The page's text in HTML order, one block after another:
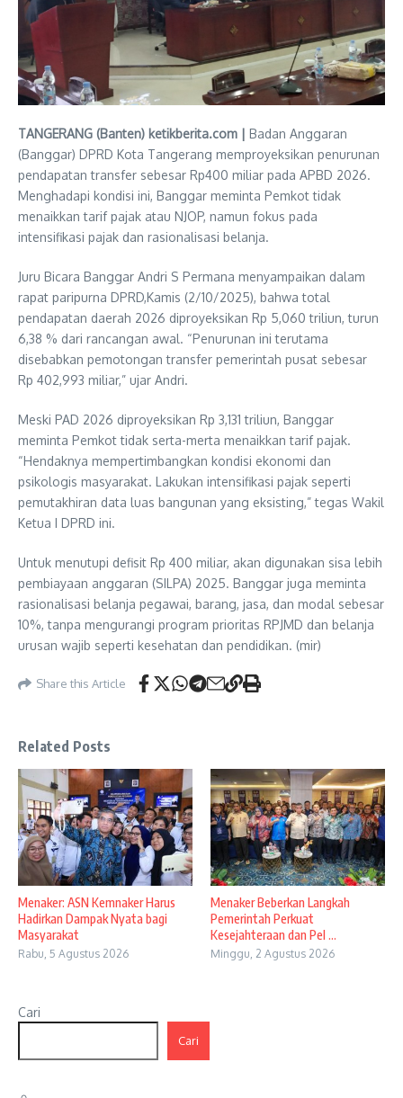
TANGERANG (Banten) ketikberita.com | Badan Anggaran
(Banggar) DPRD Kota Tangerang memproyeksikan penurunan
pendapatan transfer sebesar Rp400 miliar pada APBD 2026.
Menghadapi kondisi ini, Banggar meminta Pemkot tidak
menaikkan tarif pajak atau NJOP, namun fokus pada
intensifikasi pajak dan rasionalisasi belanja.
Juru Bicara Banggar Andri S Permana menyampaikan dalam
rapat paripurna DPRD,Kamis (2/10/2025), bahwa total
pendapatan daerah 2026 diproyeksikan Rp 5,060 triliun, turun
6,38 % dari rancangan awal. “Penurunan ini terutama
disebabkan pemotongan transfer pemerintah pusat sebesar
Rp 402,993 miliar,” ujar Andri.
Meski PAD 2026 diproyeksikan Rp 3,131 triliun, Banggar
meminta Pemkot tidak serta-merta menaikkan tarif pajak.
“Hendaknya mempertimbangkan kondisi ekonomi dan
psikologis masyarakat. Lakukan intensifikasi pajak seperti
pemutakhiran data luas bangunan yang eksisting,” tegas Wakil
Ketua I DPRD ini.
Untuk menutupi defisit Rp 400 miliar, akan digunakan sisa lebih
pembiayaan anggaran (SILPA) 2025. Banggar juga meminta
rasionalisasi belanja pegawai, barang, jasa, dan modal sebesar
10%, tanpa mengurangi program prioritas RPJMD dan belanja
urusan wajib seperti kesehatan dan pendidikan. (mir)
Share this Article
Related Posts
Menaker: ASN Kemnaker Harus
Hadirkan Dampak Nyata bagi
Masyarakat
Rabu, 5 Agustus 2026
Menaker Beberkan Langkah
Pemerintah Perkuat
Kesejahteraan dan Pel ...
Minggu, 2 Agustus 2026
Cari
Cari